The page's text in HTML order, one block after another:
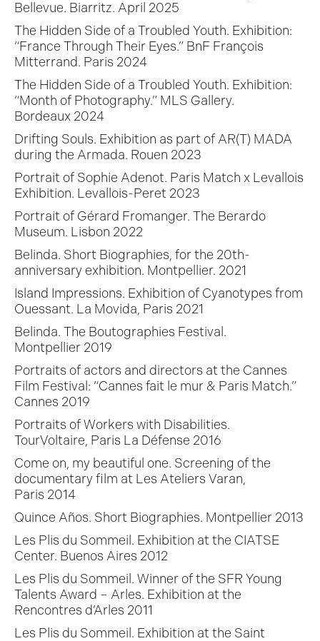
Bellevue. Biarritz. April 2025
The Hidden Side of a Troubled Youth. Exhibition:
“France Through Their Eyes.” BnF François
Mitterrand. Paris 2024
The Hidden Side of a Troubled Youth. Exhibition:
“Month of Photography.” MLS Gallery.
Bordeaux 2024
Drifting Souls. Exhibition as part of AR(T) MADA
during the Armada. Rouen 2023
Portrait of Sophie Adenot. Paris Match x Levallois
Exhibition. Levallois-Peret 2023
Portrait of Gérard Fromanger. The Berardo
Museum. Lisbon 2022
Belinda. Short Biographies, for the 20th-
anniversary exhibition. Montpellier. 2021
Island Impressions. Exhibition of Cyanotypes from
Ouessant. La Movida, Paris 2021
Belinda. The Boutographies Festival.
Montpellier 2019
Portraits of actors and directors at the Cannes
Film Festival: “Cannes fait le mur & Paris Match.”
Cannes 2019
Portraits of Workers with Disabilities.
TourVoltaire, Paris La Défense 2016
Come on, my beautiful one. Screening of the
documentary film at Les Ateliers Varan,
Paris 2014
Quince Años. Short Biographies. Montpellier 2013
Les Plis du Sommeil. Exhibition at the CIATSE
Center. Buenos Aires 2012
Les Plis du Sommeil. Winner of the SFR Young
Talents Award – Arles. Exhibition at the
Rencontres d’Arles 2011
Les Plis du Sommeil. Exhibition at the Saint